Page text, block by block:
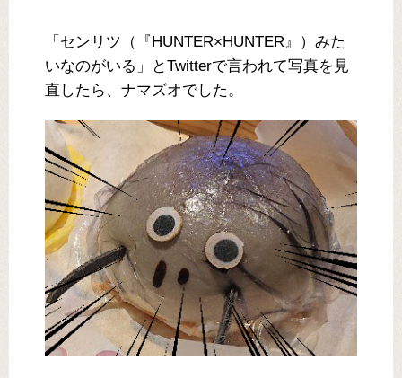
「センリツ（『HUNTER×HUNTER』）みた
いなのがいる」とTwitterで言われて写真を見
直したら、ナマズオでした。